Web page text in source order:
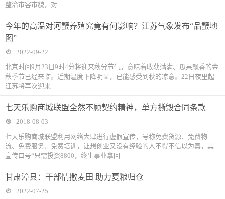
整治市容市貌，对
今年的高温对河蟹养殖究竟有何影响？江苏气象发布“品蟹地
图”
2022-09-22
北京时间9月23日9时4分将迎来秋分节气，意味着收获满满、瓜果飘香的金
秋季节已经来临。近期温度下降明显，已能感受到秋的凉意。22日夜里起
江苏将再次迎来
七天乐购商城联盟全然不顾契约精神，单方撕毁合同条款
2018-08-03
七天乐购商城联盟利用网络大肆进行虚假宣传，号称免费货源、免费物
流、免费服务、免费培训，让想创业又没有经验的人不得不信以为真，其
宣传口号“只需投资8800，终生事业拿回
甘肃漳县：干部情撒麦田 助力夏粮归仓
2022-07-25